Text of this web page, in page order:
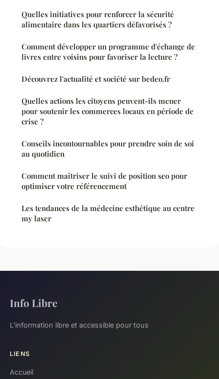
Quelles initiatives pour renforcer la sécurité
alimentaire dans les quartiers défavorisés ?
Comment développer un programme d'échange de
livres entre voisins pour favoriser la lecture ?
Découvrez l'actualité et société sur bedeo.fr
Quelles actions les citoyens peuvent-ils mener
pour soutenir les commerces locaux en période de
crise ?
Conseils incontournables pour prendre soin de soi
au quotidien
Comment maîtriser le suivi de position seo pour
optimiser votre référencement
Les tendances de la médecine esthétique au centre
my laser
Info Libre
L'information libre et accessible pour tous
LIENS
Accueil